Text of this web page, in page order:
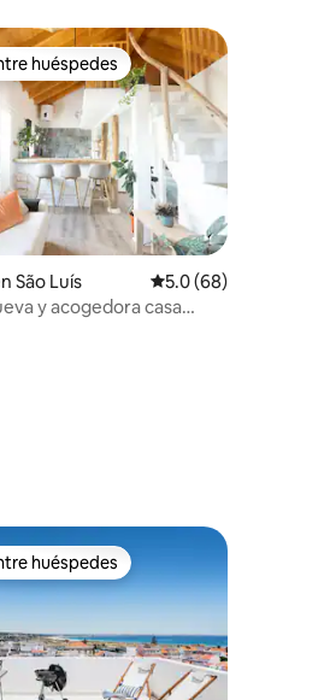
5, 54 reseñas
huéspedes preferido
huéspedes
São Luís Calificación
5.0 (68)
y acogedora casa
huéspedes preferido
huéspedes